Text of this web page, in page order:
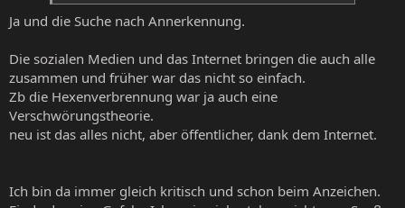
Ja und die Suche nach Annerkennung.
Die sozialen Medien und das Internet bringen die auch alle
zusammen und früher war das nicht so einfach.
Zb die Hexenverbrennung war ja auch eine
Verschwörungstheorie.
neu ist das alles nicht, aber öffentlicher, dank dem Internet.
Ich bin da immer gleich kritisch und schon beim Anzeichen.